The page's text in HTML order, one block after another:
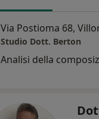
Via Postioma 68,
Studio Dott. Berton
Analisi della